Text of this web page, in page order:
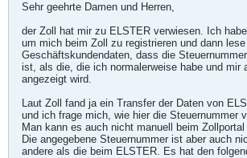
Sehr geehrte Damen und Herren,
der Zoll hat mir zu ELSTER verwiesen. Ich
um mich beim Zoll zu registrieren und dann
Geschäftskundendaten, dass die
ist, als die, die ich normalerweise habe und mir
angezeigt wird.
Laut Zoll fand ja ein Transfer der Daten von
und ich frage mich, wie hier die Steuernummer
Man kann es auch nicht manuell beim Zollportal
Die angegebene Steuernummer ist aber auch
andere als die beim ELSTER. Es hat den